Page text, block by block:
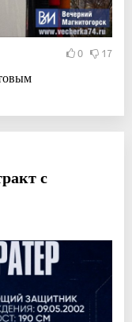
0 17
с